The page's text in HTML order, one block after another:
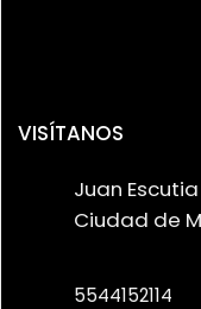
VISÍTANOS
Juan
Ciudad de
5544152114